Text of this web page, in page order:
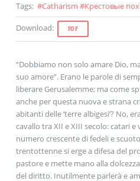
Tags: #Catharism #Крестовые
Download: PDF
“Dobbiamo non solo amare Dio,
suo amore”. Erano le parole di
liberare Gerusalemme; ma come
anche per questa nuova e strana
abitanti delle ‘terre albigesi’? No,
cavallo tra XII e XIII secolo: catari
numero crescente di fedeli e
trentottenne si erge a difesa del
pastore e mette mano alla
del diritto. Inutilmente parlerà e